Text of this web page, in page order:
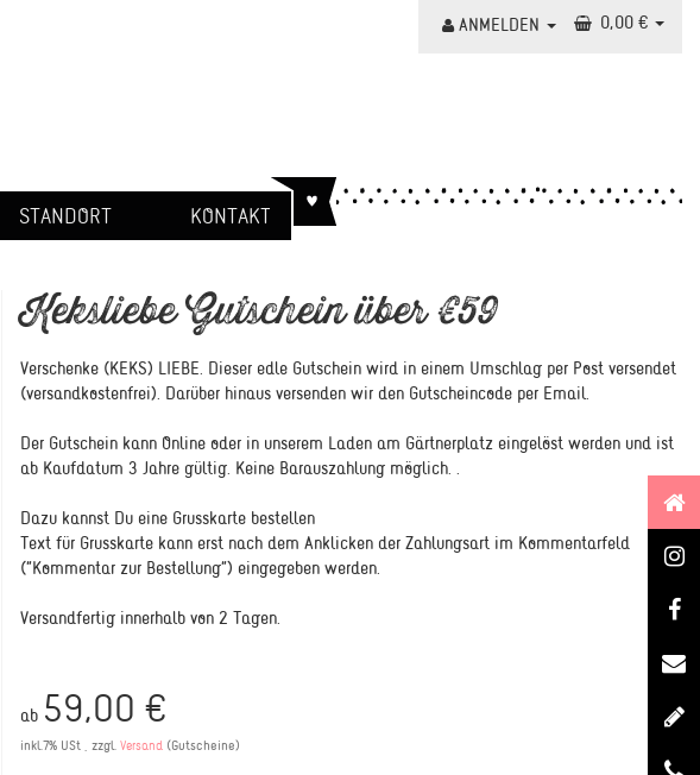
ANMELDEN 0,00 €
STANDORT KONTAKT
Keksliebe Gutschein über €59
Verschenke (KEKS) LIEBE. Dieser edle Gutschein wird in einem Umschlag per Post versendet
(versandkostenfrei). Darüber hinaus versenden wir den Gutscheincode per Email.
Der Gutschein kann Online oder in unserem Laden am Gärtnerplatz eingelöst werden und ist
ab Kaufdatum 3 Jahre gültig. Keine Barauszahlung möglich. .
Dazu kannst Du eine Grusskarte bestellen
Text für Grusskarte kann erst nach dem Anklicken der Zahlungsart im Kommentarfeld
("Kommentar zur Bestellung") eingegeben werden.
Versandfertig innerhalb von 2 Tagen.
ab 59,00 €
inkl.7% USt , zzgl. Versand (Gutscheine)